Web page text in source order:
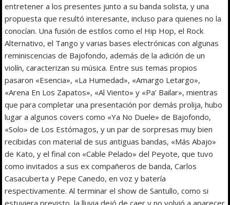
entretener a los presentes junto a su banda solista, y una
propuesta que resultó interesante, incluso para quienes no la
conocían. Una fusión de estilos como el Hip Hop, el Rock
Alternativo, el Tango y varias bases electrónicas con algunas
reminiscencias de Bajofondo, además de la adición de un
violín, caracterizan su música. Entre sus temas propios
pasaron «Esencia», «La Humedad», «Amargo Letargo»,
«Arena En Los Zapatos», «Al Viento» y «Pa’ Bailar», mientras
que para completar una presentación por demás prolija, hubo
lugar a algunos covers como «Ya No Duele» de Bajofondo,
«Solo» de Los Estómagos, y un par de sorpresas muy bien
recibidas con material de sus antiguas bandas, «Más Abajo»
de Kato, y el final con «Cable Pelado» del Peyote, que tuvo
como invitados a sus ex compañeros de banda, Carlos
Casacuberta y Pepe Canedo, en voz y batería
respectivamente. Al terminar el show de Santullo, como si
estuviera previsto, la lluvia dejó de caer y no volvió a aparecer